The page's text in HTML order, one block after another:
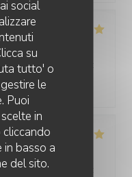
social
su
tutto' o
le
Puoi
in
in basso a
del sito.
:5 /5 Qualità / Prezzo
: 5/5 Qualità / Prezzo